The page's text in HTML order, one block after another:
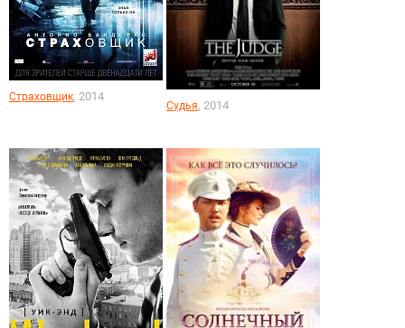
Страховщик, 2014
Судья, 2014